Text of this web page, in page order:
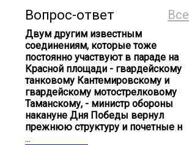
Все
Вопрос-ответ
Двум другим известным
соединениям, которые тоже
постоянно участвуют в параде на
Красной площади - гвардейскому
танковому Кантемировскому и
гвардейскому мотострелковому
Таманскому, - министр обороны
накануне Дня Победы вернул
прежнюю структуру и почетные н
...